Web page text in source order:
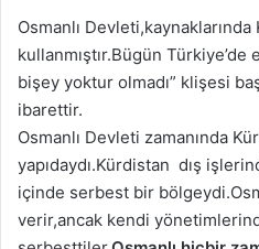
Osmanlı
kullanmıştır.Bügün
bişey yoktur olmadı” klişesi
ibarettir.
Osmanlı Devleti zamanında
yapıdaydı.Kürdistan dış
içinde serbest bir
verir,ancak kendi